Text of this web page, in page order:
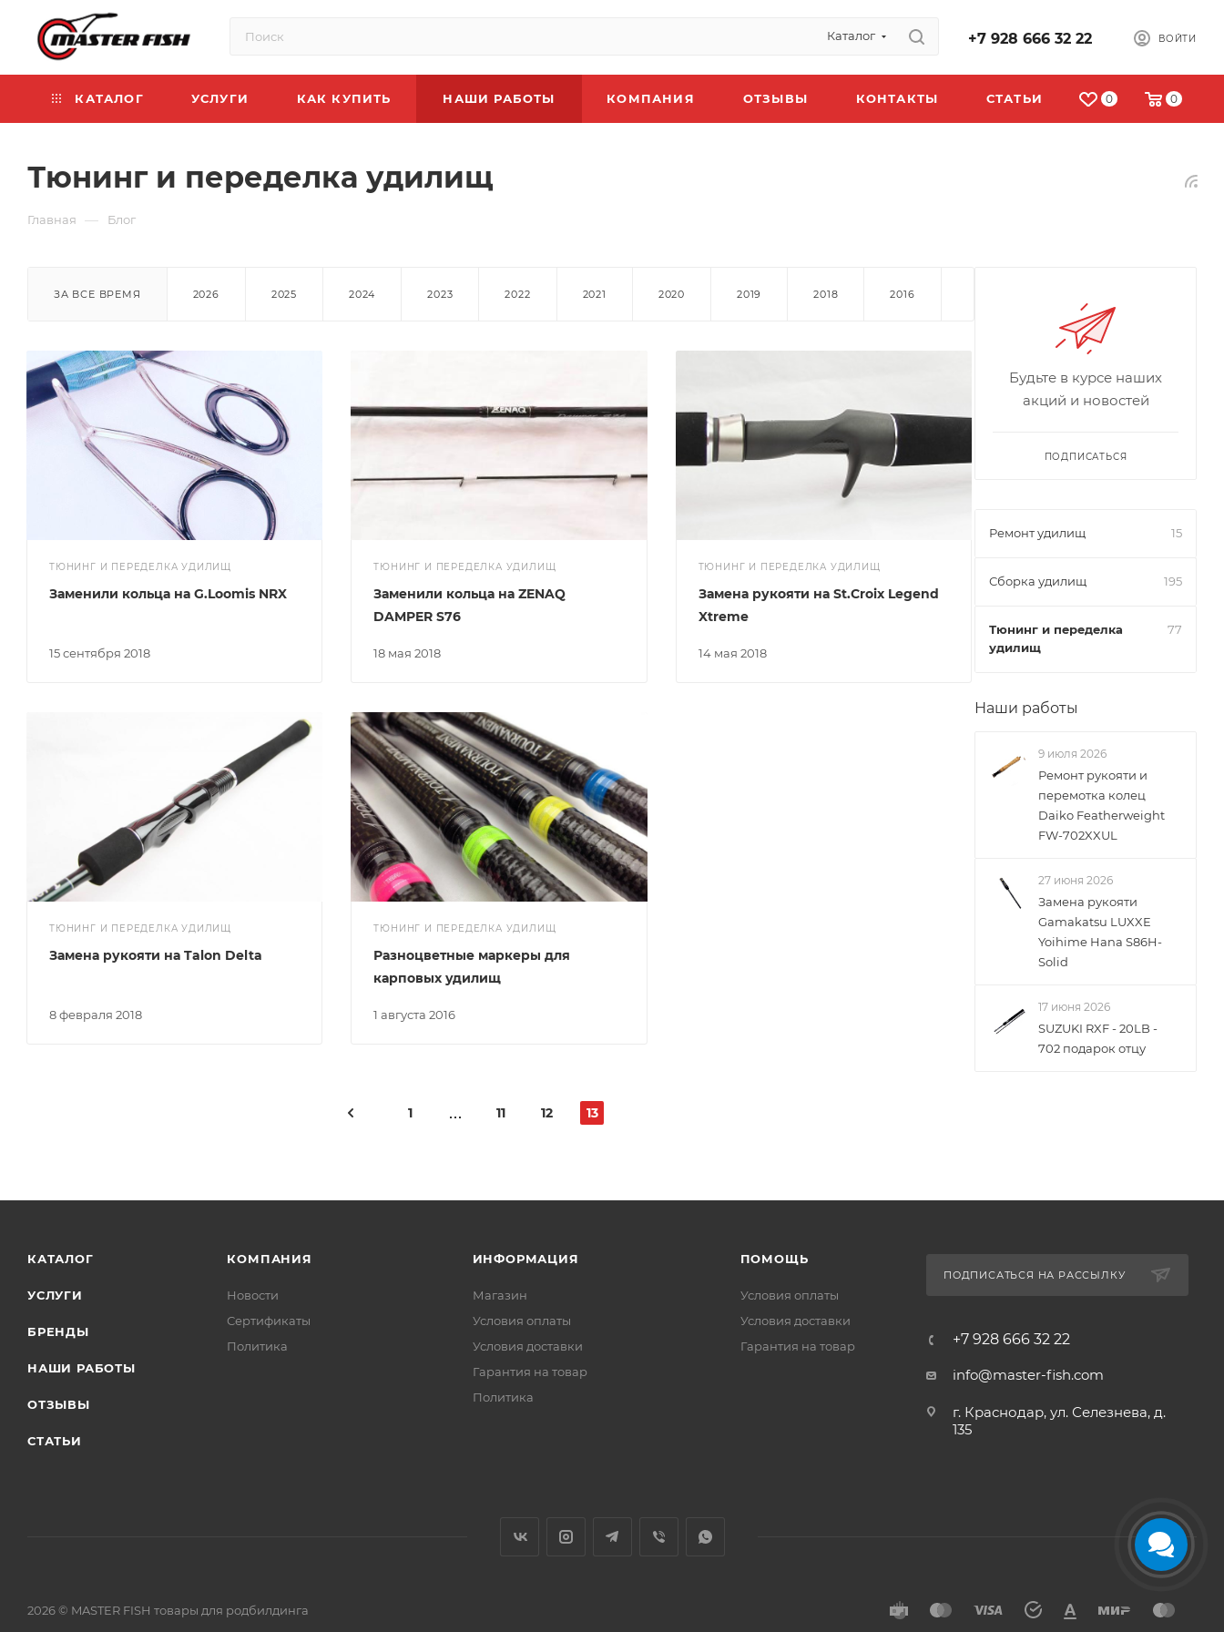
Каталог +7 928 666 32 22 ВОЙТИ
0 0
КАТАЛОГ УСЛУГИ КАК КУПИТЬ НАШИ РАБОТЫ КОМПАНИЯ ОТЗЫВЫ КОНТАКТЫ СТАТЬИ
Тюнинг и переделка удилищ
Главная — Блог
ЗА ВСЕ ВРЕМЯ 2026 2025 2024 2023 2022 2021 2020 2019 2018 2016
ТЮНИНГ И ПЕРЕДЕЛКА УДИЛИЩ
15 сентября 2018
Заменили кольца на G.Loomis NRX
ТЮНИНГ И ПЕРЕДЕЛКА УДИЛИЩ
18 мая 2018
Заменили кольца на ZENAQ
DAMPER S76
ТЮНИНГ И ПЕРЕДЕЛКА УДИЛИЩ
14 мая 2018
Замена рукояти на St.Croix Legend
Xtreme
ТЮНИНГ И ПЕРЕДЕЛКА УДИЛИЩ
8 февраля 2018
Замена рукояти на Talon Delta
ТЮНИНГ И ПЕРЕДЕЛКА УДИЛИЩ
1 августа 2016
Разноцветные маркеры для
карповых удилищ
1 11 12 13
Будьте в курсе наших
акций и новостей
ПОДПИСАТЬСЯ
Ремонт удилищ 15
Сборка удилищ 195
Тюнинг и переделка
удилищ
77
Наши работы
9 июля 2026
Ремонт рукояти и
перемотка колец
Daiko Featherweight
FW-702XXUL
27 июня 2026
Замена рукояти
Gamakatsu LUXXE
Yoihime Hana S86H-
Solid
17 июня 2026
SUZUKI RXF - 20LB -
702 подарок отцу
КАТАЛОГ
УСЛУГИ
БРЕНДЫ
НАШИ РАБОТЫ
ОТЗЫВЫ
СТАТЬИ
КОМПАНИЯ
Новости
Сертификаты
Политика
ИНФОРМАЦИЯ
Магазин
Условия оплаты
Условия доставки
Гарантия на товар
Политика
ПОМОЩЬ
Условия оплаты
Условия доставки
Гарантия на товар
ПОДПИСАТЬСЯ НА РАССЫЛКУ
+7 928 666 32 22
info@master-fish.com
г. Краснодар, ул. Селезнева, д.
135
2026 © MASTER FISH товары для родбилдинга